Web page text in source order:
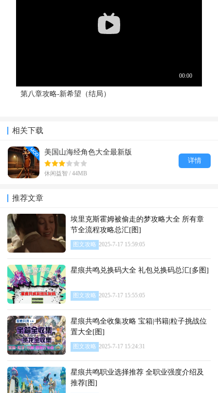
第八章攻略-新希望（结局）
相关下载
美国山海经角色大全最新版
休闲益智 / 44MB
详情
推荐文章
埃里克斯霍姆被偷走的梦攻略大全 所有章
节全流程攻略总汇[图]
图文攻略 2025-7-17 15:59:05
星痕共鸣兑换码大全 礼包兑换码总汇[多图]
图文攻略 2025-7-17 15:55:05
星痕共鸣全收集攻略 宝箱|书籍|粒子挑战位
置大全[图]
图文攻略 2025-7-17 15:24:31
星痕共鸣职业选择推荐 全职业强度介绍及
推荐[图]